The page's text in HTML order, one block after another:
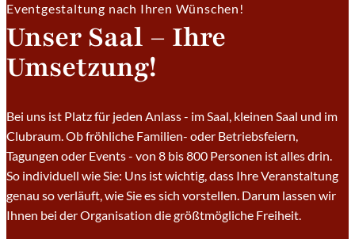
Eventgestaltung nach Ihren Wünschen!
Unser Saal – Ihre
Umsetzung!
Bei uns ist Platz für jeden Anlass - im Saal, kleinen Saal und im
Clubraum. Ob fröhliche Familien- oder Betriebsfeiern,
Tagungen oder Events - von 8 bis 800 Personen ist alles drin.
So individuell wie Sie: Uns ist wichtig, dass Ihre Veranstaltung
genau so verläuft, wie Sie es sich vorstellen. Darum lassen wir
Ihnen bei der Organisation die größtmögliche Freiheit.